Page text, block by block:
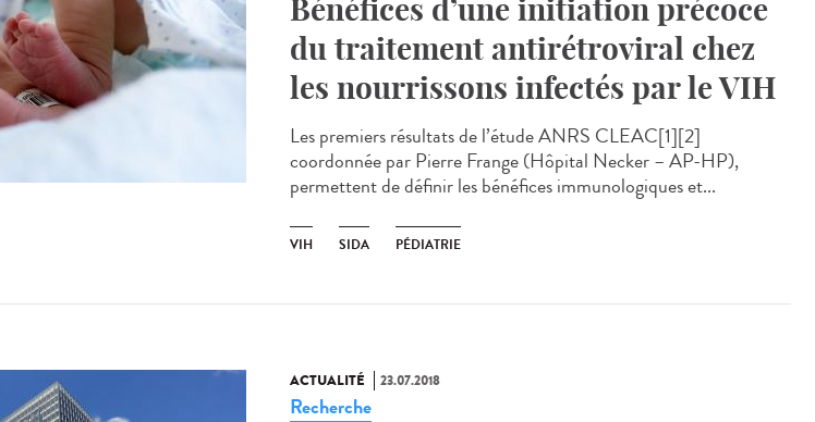
Bénéfices d’une initiation précoce
du traitement antirétroviral chez
les nourrissons infectés par le VIH
Les premiers résultats de l’étude ANRS CLEAC[1][2]
coordonnée par Pierre Frange (Hôpital Necker – AP-HP),
permettent de définir les bénéfices immunologiques et...
VIH SIDA PÉDIATRIE
ACTUALITÉ 23.07.2018
Recherche